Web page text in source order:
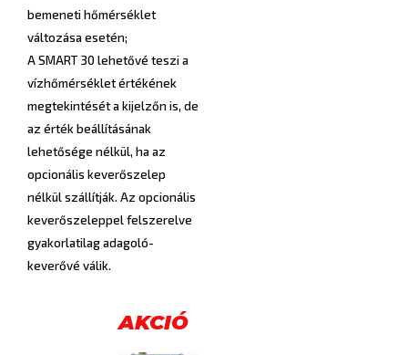
bemeneti hőmérséklet
változása esetén;
A SMART 30 lehetővé teszi a
vízhőmérséklet értékének
megtekintését a kijelzőn is, de
az érték beállításának
lehetősége nélkül, ha az
opcionális keverőszelep
nélkül szállítják. Az opcionális
keverőszeleppel felszerelve
gyakorlatilag adagoló-
keverővé válik.
AKCIÓ